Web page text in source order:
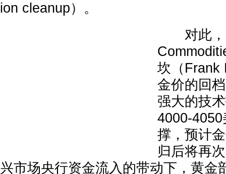
ion cleanup）。
对此，
坎（Frank
金价的回
强大的技
4000-
撑，预计
归后将再
兴市场央行资金流入的带动下，黄金